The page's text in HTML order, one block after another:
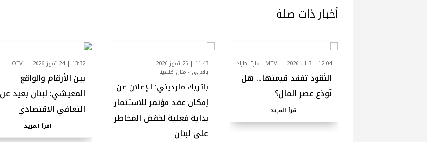
أخبار ذات صلة
12:04 | 3 آب 2026 MTV - ماريّا طراد
النّقود تفقد قيمتها… هل
نُودّع عصر المال؟
اقرأ المزيد
11:43 | 25 تموز 2026
بالعربي - منال كلسينا
باتريك مارديني: الإعلان عن
إمكان عقد مؤتمر للاستثمار
بداية فعلية لخفض المخاطر
على لبنان
13:32 | 24 تموز 2026 OTV
بين الأرقام والواقع
المعيشي: لبنان بعيد عن
التعافي الاقتصادي
اقرأ المزيد